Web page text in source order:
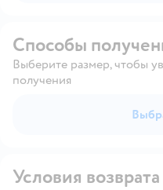
Способы
Выберите размер, чтобы
получения
Условия возврата